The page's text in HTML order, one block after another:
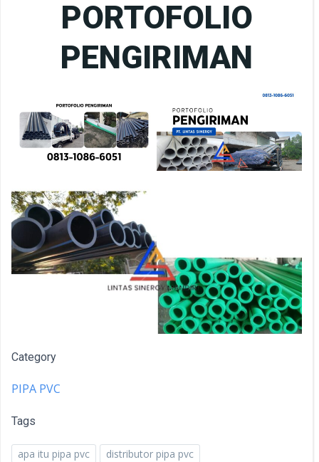
PORTOFOLIO
PENGIRIMAN
Category
PIPA PVC
Tags
apa itu pipa pvc
distributor pipa pvc